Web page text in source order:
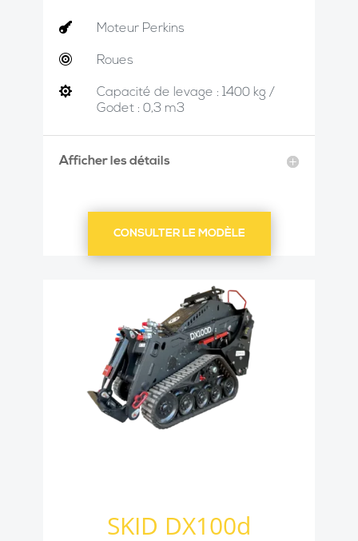
 Moteur Perkins
 Roues

Capacité de levage : 1400 kg /
Godet : 0,3 m3
Afficher les détails
CONSULTER LE MODÈLE
SKID DX100d